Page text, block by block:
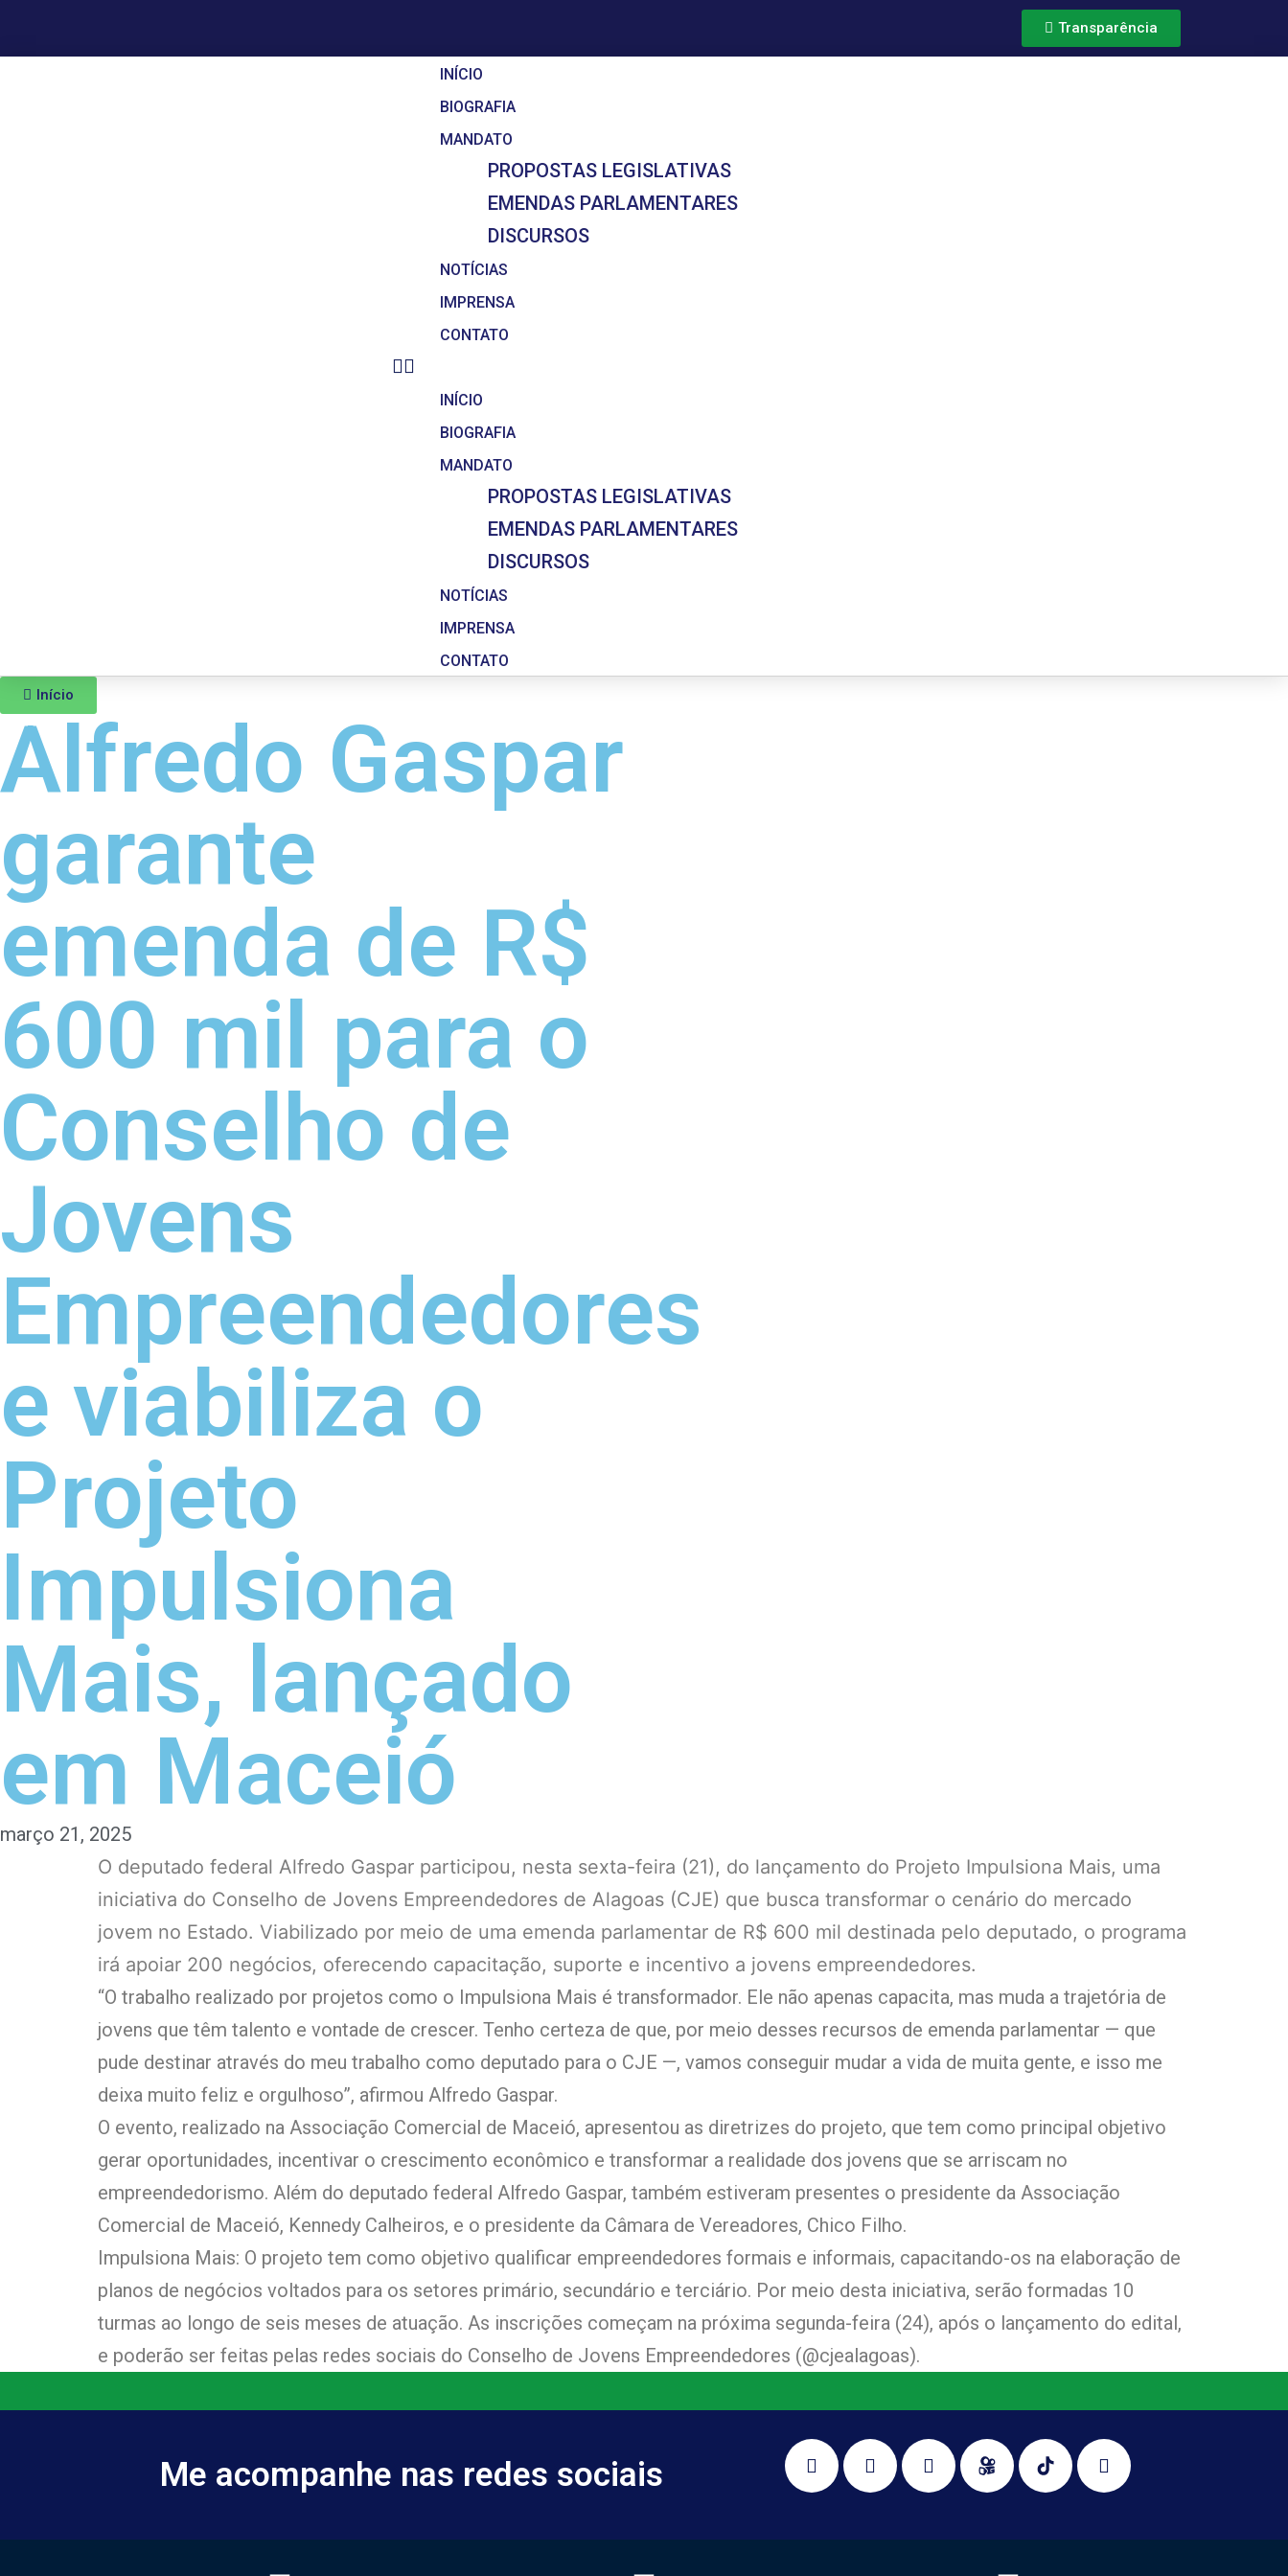
Transparência
INÍCIO
BIOGRAFIA
MANDATO
PROPOSTAS LEGISLATIVAS
EMENDAS PARLAMENTARES
DISCURSOS
NOTÍCIAS
IMPRENSA
CONTATO
INÍCIO
BIOGRAFIA
MANDATO
PROPOSTAS LEGISLATIVAS
EMENDAS PARLAMENTARES
DISCURSOS
NOTÍCIAS
IMPRENSA
CONTATO
Início
Alfredo Gaspar
garante
emenda de R$
600 mil para o
Conselho de
Jovens
Empreendedores
e viabiliza o
Projeto
Impulsiona
Mais, lançado
em Maceió
março 21, 2025
O deputado federal Alfredo Gaspar participou, nesta sexta-feira (21), do lançamento do Projeto Impulsiona Mais, uma
iniciativa do Conselho de Jovens Empreendedores de Alagoas (CJE) que busca transformar o cenário do mercado
jovem no Estado. Viabilizado por meio de uma emenda parlamentar de R$ 600 mil destinada pelo deputado, o programa
irá apoiar 200 negócios, oferecendo capacitação, suporte e incentivo a jovens empreendedores.
“O trabalho realizado por projetos como o Impulsiona Mais é transformador. Ele não apenas capacita, mas muda a trajetória de
jovens que têm talento e vontade de crescer. Tenho certeza de que, por meio desses recursos de emenda parlamentar — que
pude destinar através do meu trabalho como deputado para o CJE —, vamos conseguir mudar a vida de muita gente, e isso me
deixa muito feliz e orgulhoso”, afirmou Alfredo Gaspar.
O evento, realizado na Associação Comercial de Maceió, apresentou as diretrizes do projeto, que tem como principal objetivo
gerar oportunidades, incentivar o crescimento econômico e transformar a realidade dos jovens que se arriscam no
empreendedorismo. Além do deputado federal Alfredo Gaspar, também estiveram presentes o presidente da Associação
Comercial de Maceió, Kennedy Calheiros, e o presidente da Câmara de Vereadores, Chico Filho.
Impulsiona Mais: O projeto tem como objetivo qualificar empreendedores formais e informais, capacitando-os na elaboração de
planos de negócios voltados para os setores primário, secundário e terciário. Por meio desta iniciativa, serão formadas 10
turmas ao longo de seis meses de atuação. As inscrições começam na próxima segunda-feira (24), após o lançamento do edital,
e poderão ser feitas pelas redes sociais do Conselho de Jovens Empreendedores (@cjealagoas).
Me acompanhe nas redes sociais